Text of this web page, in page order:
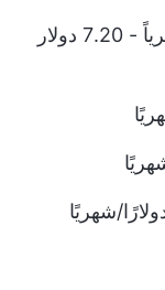
- 7.20 دولار شهرياً - 7.20 دولار